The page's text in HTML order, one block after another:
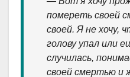
помереть своей
своей. Я не хочу,
голову упал или
случилась,
своей смертью и